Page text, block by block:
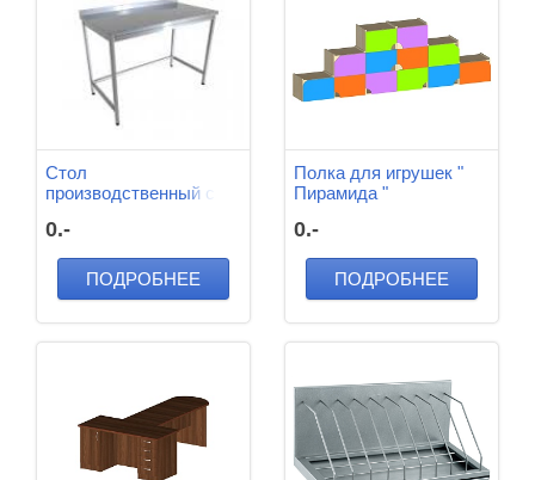
Стол
производственный с
мм
0.-
ПОДРОБНЕЕ
Полка для игрушек "
Пирамида "
0.-
ПОДРОБНЕЕ